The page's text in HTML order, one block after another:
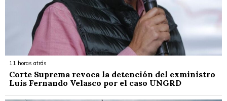
11 horas atrás
Corte Suprema revoca la detención del exministro
Luis Fernando Velasco por el caso UNGRD